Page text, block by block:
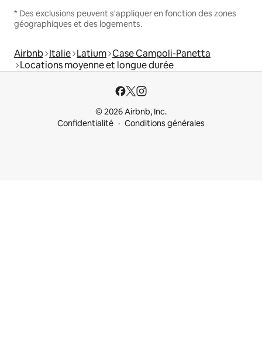
* Des exclusions peuvent s'appliquer en fonction des zones
géographiques et des logements.
Airbnb Italie Latium Case Campoli-Panetta
Locations moyenne et longue durée
© 2026 Airbnb, Inc.
Confidentialité
Conditions générales